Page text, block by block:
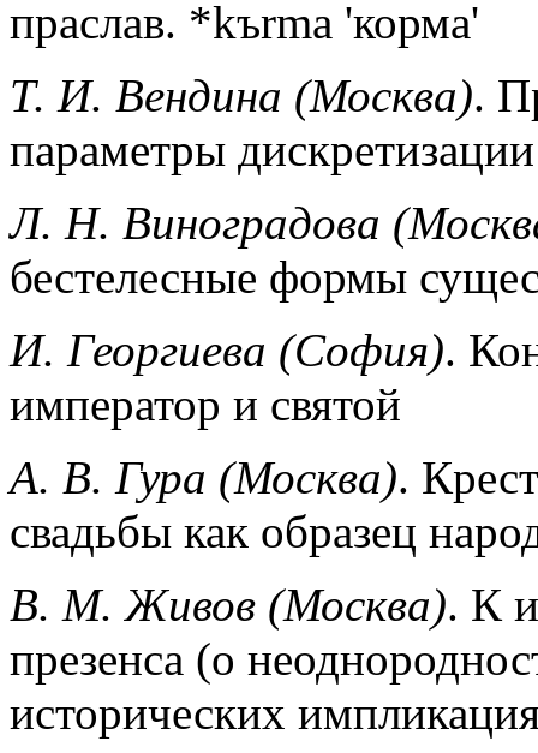
праслав. *kъrma 'корма'
Т. И. Вендина (Москва).
параметры
Л. Н. Виноградова
бестелесные формы
И. Георгиева (София).
император и святой
A. В. Гура (Москва).
свадьбы как образец
B. М. Живов (Москва). К
презенса (о
исторических